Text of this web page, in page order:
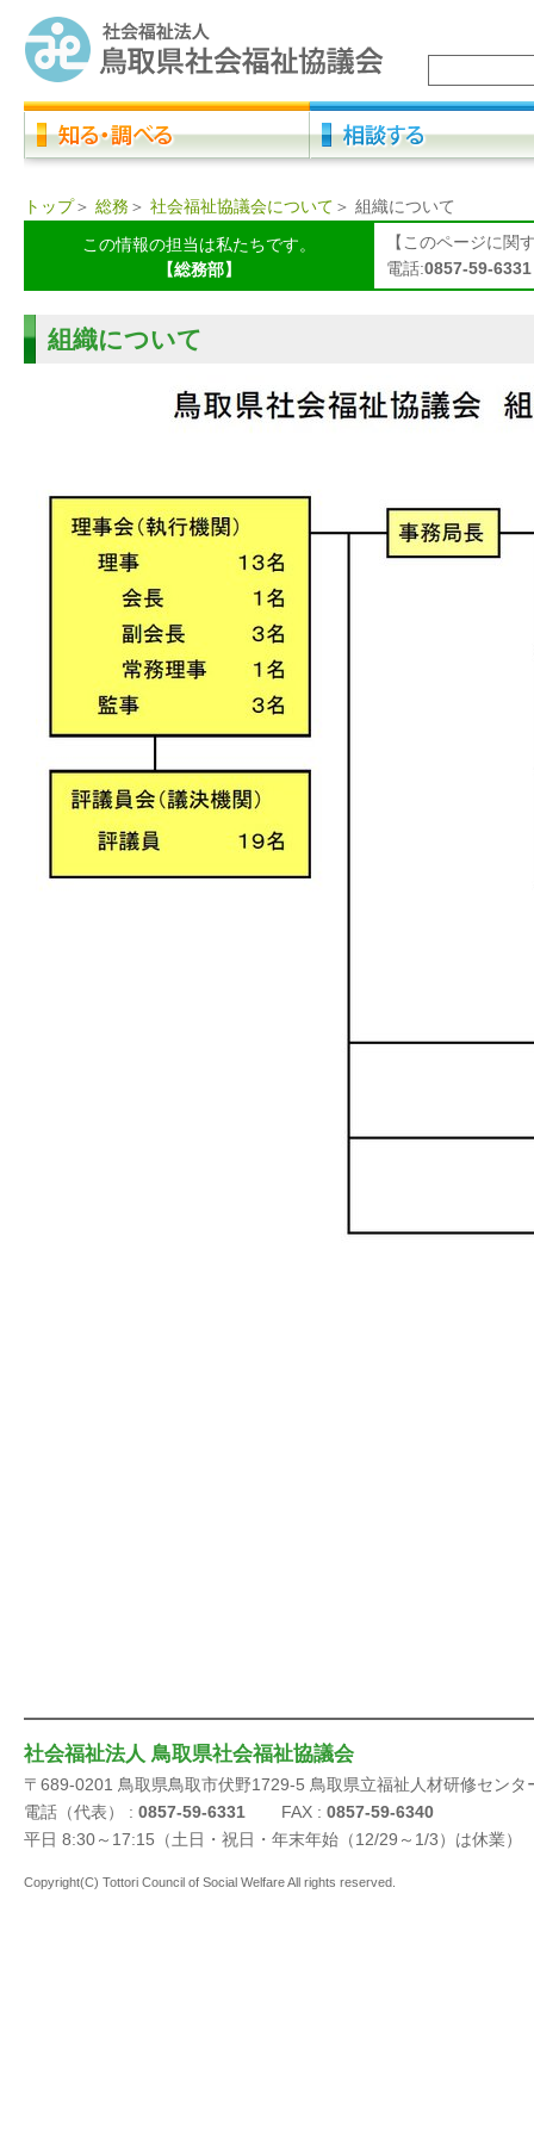
トップ＞ 総務 ＞ 社会福祉協議会について ＞ 組織について
この情報の担当は私たちです。
【総務部】
【このページに関
電話:0857-59-6331
組織について
社会福祉法人 鳥取県社会福祉協議会
〒689-0201 鳥取県鳥取市伏野1729-5 鳥取県立福祉人材研修センタ
電話（代表） : 0857-59-6331 FAX : 0857-59-6340
平日 8:30～17:15（土日・祝日・年末年始（12/29～1/3）は休業）
Copyright(C) Tottori Council of Social Welfare All rights reserved.